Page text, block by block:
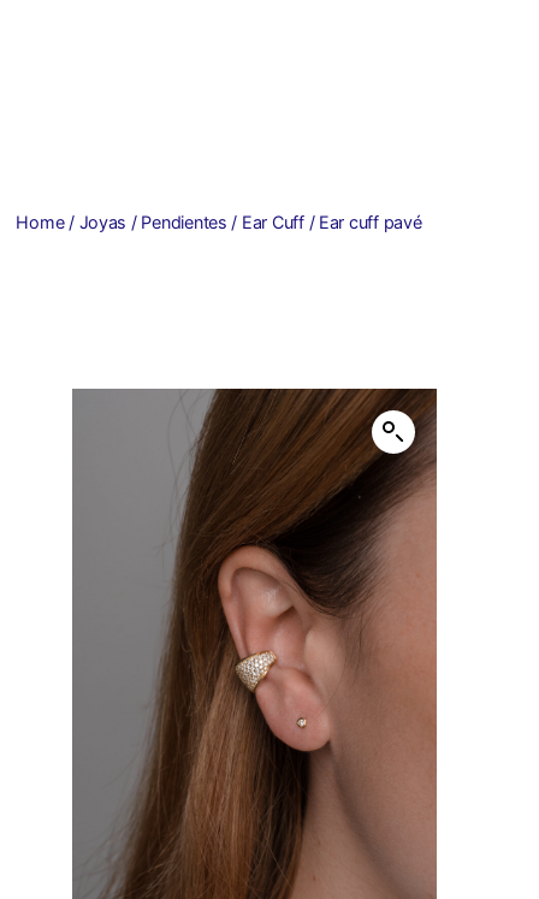
Home/ Joyas / Pendientes / Ear Cuff/ Ear cuff pavé